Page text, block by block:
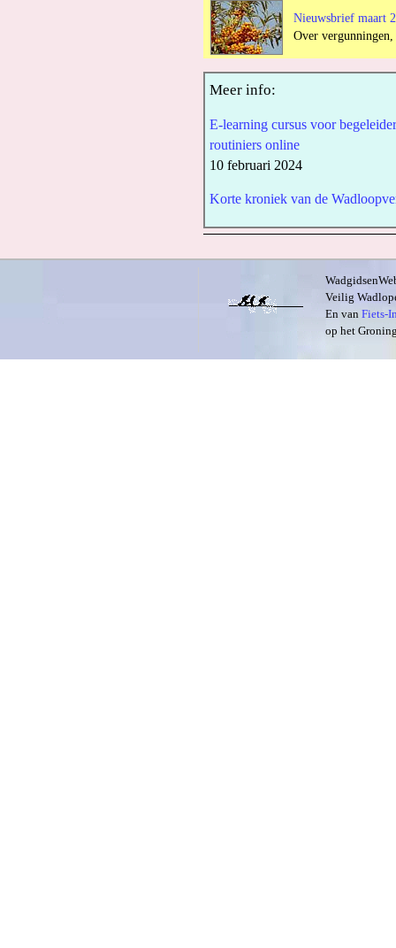
Nieuwsbrief maart
Over
Meer info:
E-learning cursus voor
routiniers online
10 februari 2024
Korte kroniek van de
Veilig
En van Fiets-
op het